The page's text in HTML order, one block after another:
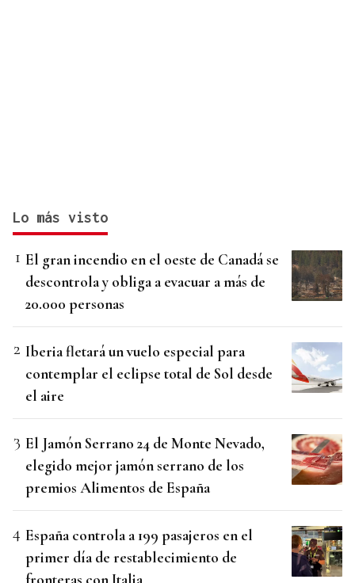
Lo más visto
El gran incendio en el oeste de Canadá se
descontrola y obliga a evacuar a más de
20.000 personas
Iberia fletará un vuelo especial para
contemplar el eclipse total de Sol desde
el aire
El Jamón Serrano 24 de Monte Nevado,
elegido mejor jamón serrano de los
premios Alimentos de España
España controla a 199 pasajeros en el
primer día de restablecimiento de
fronteras con Italia